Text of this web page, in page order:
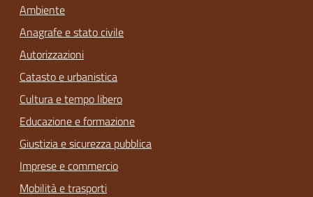
Ambiente
Anagrafe e stato civile
Autorizzazioni
Catasto e urbanistica
Cultura e tempo libero
Educazione e formazione
Giustizia e sicurezza pubblica
Imprese e commercio
Mobilità e trasporti